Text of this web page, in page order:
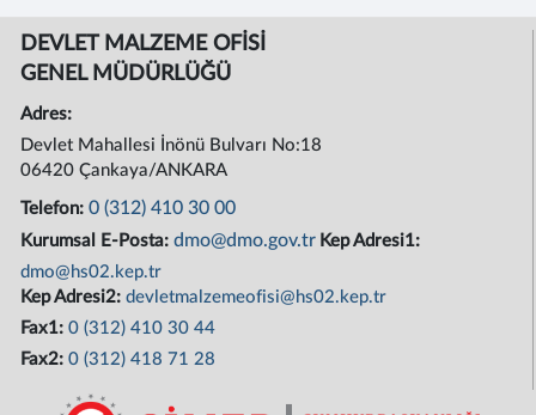
DEVLET MALZEME OFİSİ
GENEL MÜDÜRLÜĞÜ
Adres:
Devlet Mahallesi İnönü Bulvarı No:18
06420 Çankaya/ANKARA
Telefon:0 (312) 410 30 00
Kurumsal E-Posta:dmo@dmo.gov.tr Kep Adresi1:
dmo@hs02.kep.tr
Kep Adresi2:devletmalzemeofisi@hs02.kep.tr
Fax1:0 (312) 410 30 44
Fax2:0 (312) 418 71 28